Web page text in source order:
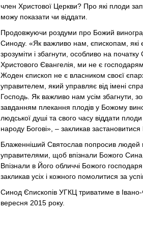
член Христової Церкви? Про які плоди
можу показати чи віддати.
Продовжуючи роздуми про Божий
Синоду. «Як важливо нам, єпископам, які
зрозуміти і збагнути, особливо на
Христового Євангелія, ми не є
Жоден єпископ не є власником своєї
управителем, який управляє від імені
Господь. Як важливо нам усім збагнути,
завданням плекання плодів у Божому
людської душі та свого часу віддати
народу Богові», – закликав
Блаженніший Святослав попросив
управителями, щоб впізнали Божого
Впізнали в Його обличчі Божого
закликав усіх і кожного помолитися за
Синод Єпископів УГКЦ триватиме в
вересня 2015 року.